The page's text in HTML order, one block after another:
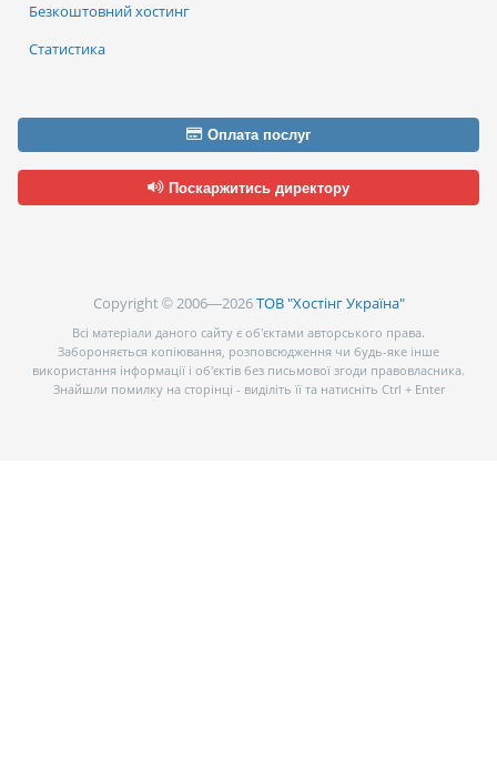
Безкоштовний хостинг
Статистика
Оплата послуг
Поскаржитись директору
Copyright © 2006—2026ТОВ "Хостінг Україна"
Всі матеріали даного сайту є об’єктами авторського права.
Забороняється копіювання, розповсюдження чи будь-яке інше
використання інформації і об’єктів без письмової згоди правовласника.
Знайшли помилку на сторінці - виділіть її та натисніть Ctrl + Enter